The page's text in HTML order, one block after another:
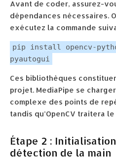
Avant de coder, assurez-
dépendances nécessaires.
exécutez la commande
pip install opencv-
pyautogui
Ces bibliothèques
projet. MediaPipe se
complexe des points de
tandis qu’OpenCV traitera
Étape 2 :
détection de la main